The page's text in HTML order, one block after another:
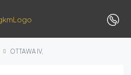
OTTAWA IV,